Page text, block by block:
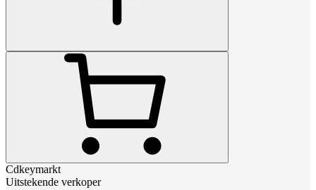
Cdkeymarkt
Uitstekende verkoper